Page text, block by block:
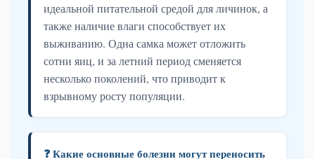
идеальной питательной средой для личинок, а
также наличие влаги способствует их
выживанию. Одна самка может отложить
сотни яиц, и за летний период сменяется
несколько поколений, что приводит к
взрывному росту популяции.
❓ Какие основные болезни могут переносить